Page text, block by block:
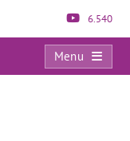
6.540
Menu